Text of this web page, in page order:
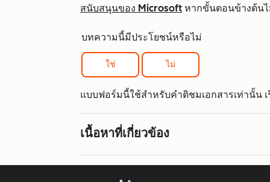
สนับสนุนของ Microsoft หากขั้นตอนข้างต้น
บทความนี้มีประโยชน์หรือไม่
ใช่ ไม่
แบบฟอร์มนี้ใช้สำหรับคำติชมเอกสารเท่านั้น เ
เนื้อหาที่เกี่ยวข้อง